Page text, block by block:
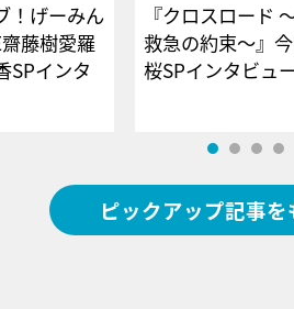
！げーみん
藤樹愛羅
SPインタ
『クロスロード
救急の約束～』
桜SPインタビ
ピックアップ記事を